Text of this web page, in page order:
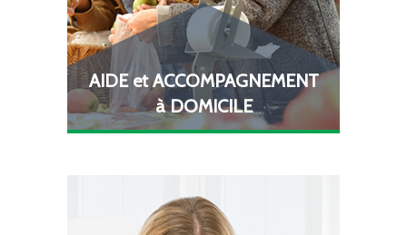
AIDE et ACCOMPAGNEMENT
à DOMICILE